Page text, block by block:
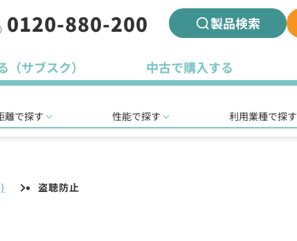
0120-880-200 製品検索
（サブスク） 中古で購入する
離で探す 性能で探す 利用業種で探す
盗聴防止